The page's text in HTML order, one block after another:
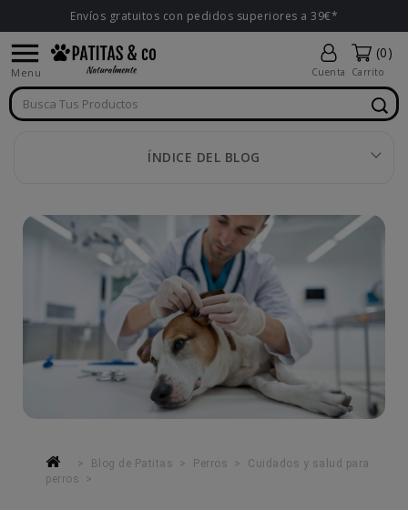
Envíos gratuitos con pedidos superiores a 39€*

Menu Cuenta
(0)
Carrito
ÍNDICE DEL BLOG
Blog de Patitas Perros
Cuidados y salud para
perros